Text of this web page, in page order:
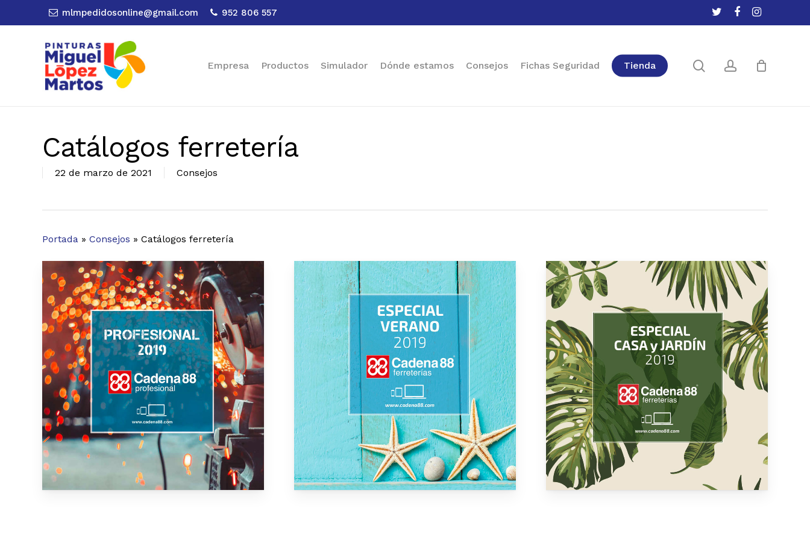
twitterfacebookinstagram
mlmpedidosonline@gmail.com 952 806 557
Empresa Productos Simulador Dónde estamos Consejos Fichas Seguridad Tienda searchaccount
Cart Close
Catálogos ferretería
22 de marzo de 2021 Consejos
Portada » Consejos » Catálogos ferretería